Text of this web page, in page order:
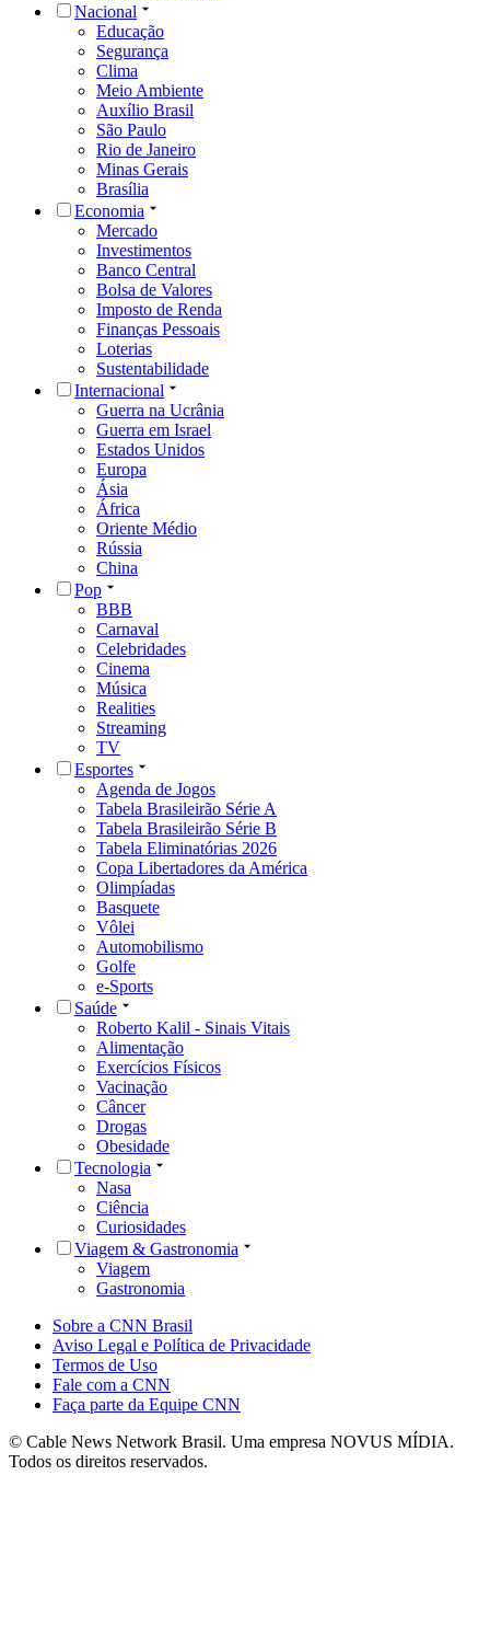
Nacional
Educação
Segurança
Clima
Meio Ambiente
Auxílio Brasil
São Paulo
Rio de Janeiro
Minas Gerais
Brasília
Economia
Mercado
Investimentos
Banco Central
Bolsa de Valores
Imposto de Renda
Finanças Pessoais
Loterias
Sustentabilidade
Internacional
Guerra na Ucrânia
Guerra em Israel
Estados Unidos
Europa
Ásia
África
Oriente Médio
Rússia
China
Pop
BBB
Carnaval
Celebridades
Cinema
Música
Realities
Streaming
TV
Esportes
Agenda de Jogos
Tabela Brasileirão Série A
Tabela Brasileirão Série B
Tabela Eliminatórias 2026
Copa Libertadores da América
Olimpíadas
Basquete
Vôlei
Automobilismo
Golfe
e-Sports
Saúde
Roberto Kalil - Sinais Vitais
Alimentação
Exercícios Físicos
Vacinação
Câncer
Drogas
Obesidade
Tecnologia
Nasa
Ciência
Curiosidades
Viagem & Gastronomia
Viagem
Gastronomia
Sobre a CNN Brasil
Aviso Legal e Política de Privacidade
Termos de Uso
Fale com a CNN
Faça parte da Equipe CNN
© Cable News Network Brasil. Uma empresa NOVUS MÍDIA.
Todos os direitos reservados.